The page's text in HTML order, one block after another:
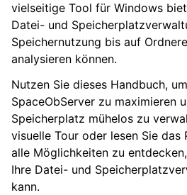
vielseitige Tool für Windows
Datei- und
Speichernutzung bis auf
analysieren können.
Nutzen Sie dieses Handbuch,
SpaceObServer zu maximieren
Speicherplatz mühelos zu
visuelle Tour oder lesen Sie
alle Möglichkeiten zu
Ihre Datei- und
kann.